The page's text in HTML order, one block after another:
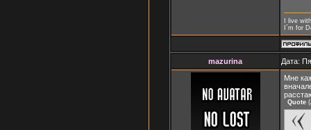
I live
I`m for
mazurina Дата:
Мне
Quote (